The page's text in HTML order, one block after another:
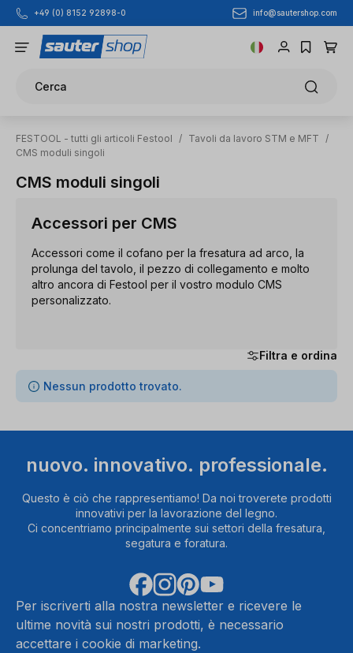
Passa al contenuto principale
+49 (0) 8152 92898-0 info@sautershop.com
Cerca
FESTOOL - tutti gli articoli Festool / Tavoli da lavoro STM e MFT
/
CMS moduli singoli
CMS moduli singoli
Accessori per CMS
Accessori come il cofano per la fresatura ad arco, la
prolunga del tavolo, il pezzo di collegamento e molto
altro ancora di Festool per il vostro modulo CMS
personalizzato.
Filtra e ordina
0 articoli trovati
Nessun prodotto trovato.
nuovo. innovativo. professionale.
Questo è ciò che rappresentiamo! Da noi troverete prodotti
innovativi per la lavorazione del legno.
Ci concentriamo principalmente sui settori della fresatura,
segatura e foratura.
Per iscriverti alla nostra newsletter e ricevere le
ultime novità sui nostri prodotti, è necessario
accettare i cookie di marketing.